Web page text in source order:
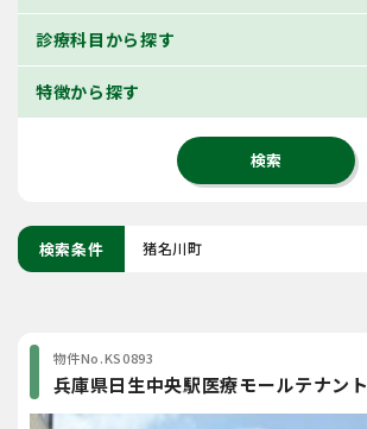
診療科目から探す
特徴から探す
検索条件 猪名川町
物件No.KS0893
兵庫県日生中央駅医療モールテナント